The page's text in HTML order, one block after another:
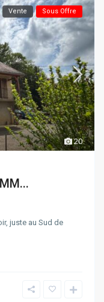
20
Vente Sous Offre
juste au Sud de